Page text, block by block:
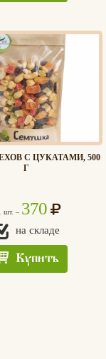
С ЦУКАТАМИ, 500
Г
шт. – 370
на складе
Купить